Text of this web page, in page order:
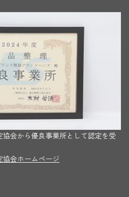
会から優良事業所として認定を受
会ホームページ